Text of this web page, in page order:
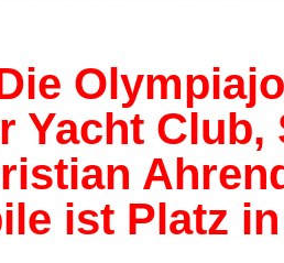
Yacht Club,
ist Platz